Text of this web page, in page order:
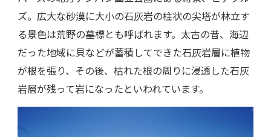
ズ。広大な砂漠に大小の石灰岩の柱状の尖塔が林立す
る景色は荒野の墓標とも呼ばれます。太古の昔、海辺
だった地域に貝などが蓄積してできた石灰岩層に植物
が根を張り、その後、枯れた根の周りに浸透した石灰
岩層が残って岩になったといわれています。